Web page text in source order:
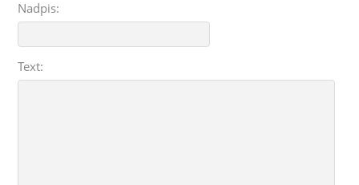
Nadpis:
Text: